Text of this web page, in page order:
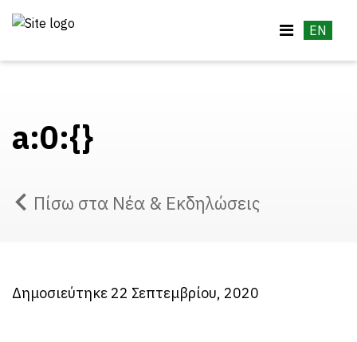
EN
a:0:{}
Πίσω στα Νέα & Εκδηλώσεις
Δημοσιεύτηκε 22 Σεπτεμβρίου, 2020